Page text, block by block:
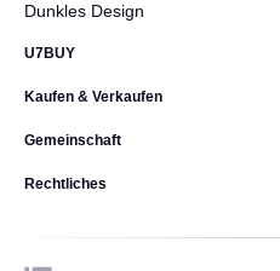
Dunkles Design
U7BUY
Kaufen & Verkaufen
Gemeinschaft
Rechtliches